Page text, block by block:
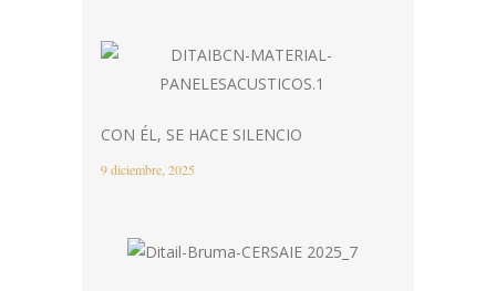
CON ÉL, SE HACE SILENCIO
9 diciembre, 2025